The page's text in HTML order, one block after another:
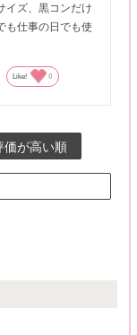
イズ、黒コンだけ
も仕事の日でも使
Like! 0
価が高い順